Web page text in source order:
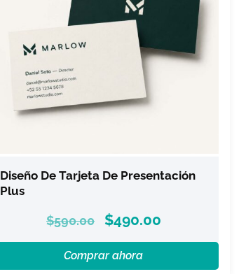
Diseño De Tarjeta De Presentación
Plus
$590.00 $490.00
Comprar ahora